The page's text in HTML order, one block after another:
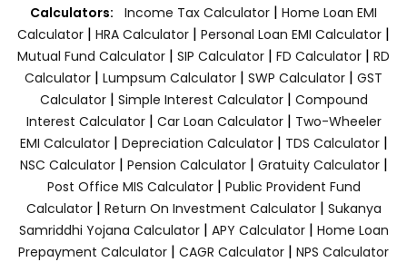
Calculators: Income Tax Calculator | Home Loan EMI
Calculator | HRA Calculator | Personal Loan EMI Calculator |
Mutual Fund Calculator | SIP Calculator | FD Calculator | RD
Calculator | Lumpsum Calculator | SWP Calculator | GST
Calculator| Simple Interest Calculator| Compound
Interest Calculator| Car Loan Calculator| Two-Wheeler
EMI Calculator| Depreciation Calculator| TDS Calculator|
NSC Calculator| Pension Calculator| Gratuity Calculator|
Post Office MIS Calculator| Public Provident Fund
Calculator| Return On Investment Calculator| Sukanya
Samriddhi Yojana Calculator| APY Calculator| Home Loan
Prepayment Calculator | CAGR Calculator | NPS Calculator